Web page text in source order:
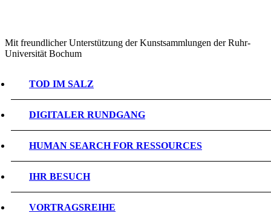
Mit freundlicher Unterstützung der Kunstsammlungen der Ruhr-
Universität Bochum
TOD IM SALZ
DIGITALER RUNDGANG
HUMAN SEARCH FOR RESSOURCES
IHR BESUCH
VORTRAGSREIHE